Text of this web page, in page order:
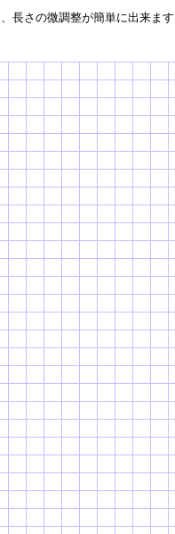
長さの微調整が簡単に出来ま